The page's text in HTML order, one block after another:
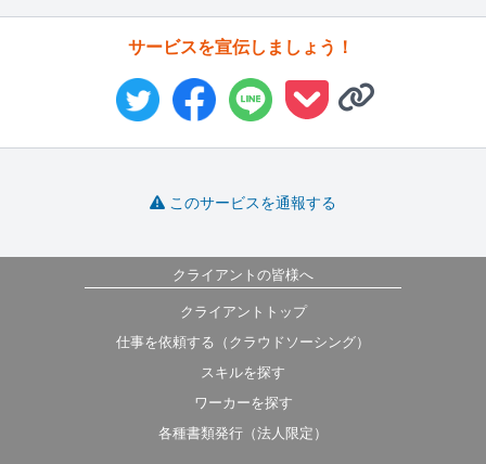
サービスを宣伝しましょう！
このサービスを通報する
クライアントの皆様へ
クライアントトップ
仕事を依頼する（クラウドソーシング）
スキルを探す
ワーカーを探す
各種書類発行（法人限定）